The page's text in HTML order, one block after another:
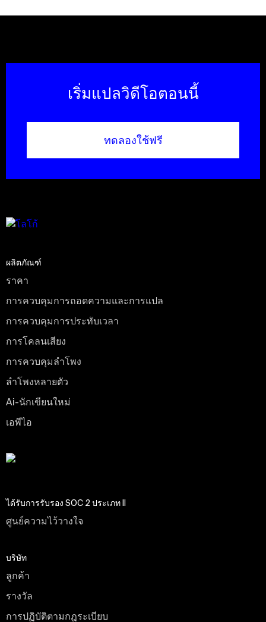
เริ่มแปลวิดีโอตอนนี้
ทดลองใช้ฟรี
ผลิตภัณฑ์
ราคา
การควบคุมการถอดความและการแปล
การควบคุมการประทับเวลา
การโคลนเสียง
การควบคุมลําโพง
ลําโพงหลายตัว
Ai-นักเขียนใหม่
เอพีไอ
ได้รับการรับรอง SOC 2 ประเภท II
ศูนย์ความไว้วางใจ
บริษัท
ลูกค้า
รางวัล
การปฏิบัติตามกฎระเบียบ